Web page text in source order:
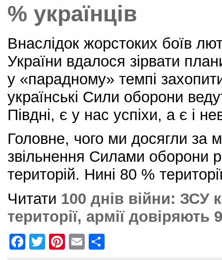
% українців
Внаслідок жорстоких боїв
України вдалося зірвати
у «парадному» темпі
українські Сили оборони
Півдні, є у нас успіхи, а є і
Головне, чого ми досягли за
звільнення Силами оборони
територій. Нині 80 %
Читати 100 днів війни: ЗСУ
території, армії довіряють
F
T
Pi
E